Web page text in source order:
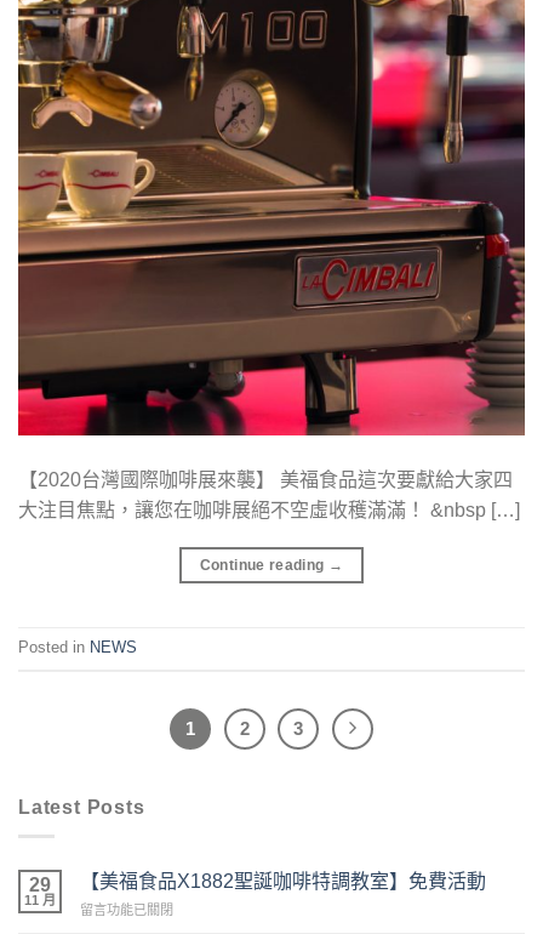
【2020台灣國際咖啡展來襲】 美福食品這次要獻給大家四
大注目焦點，讓您在咖啡展絕不空虛收穫滿滿！ &nbsp […]
Continue reading →
Posted in NEWS
1 2 3
Latest Posts
29
11 月
【美福食品X1882聖誕咖啡特調教室】免費活動
在
留言功能已關閉